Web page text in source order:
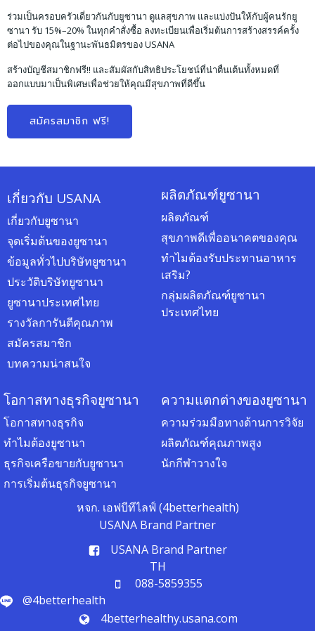
ร่วมเป็นครอบครัวเดี่ยวกันกับยูซานา ดูแลสุขภาพ และแบ่งปันให้กับผู้คนรักยู
ซานา รับ 15%–20% ในทุกคำสั่งซื้อ ลงทะเบียนเพื่อเริ่มต้นการสร้างสรรค์ครั้ง
ต่อไปของคุณในฐานะพันธมิตรของ USANA
สร้างบัญชีสมาชิกฟรี!! และสัมผัสกับสิทธิประโยชน์ที่น่าตื่นเต้นทั้งหมดที่
ออกแบบมาเป็นพิเศษเพื่อช่วยให้คุณมีสุขภาพที่ดีขึ้น
สมัครสมาชิก ฟรี!
เกี่ยวกับ USANA
เกี่ยวกับยูซานา
จุดเริ่มต้นของยูซานา
ข้อมูลทั่วไปบริษัทยูซานา
ประวัติบริษัทยูซานา
ยูซานาประเทศไทย
รางวัลการันตีคุณภาพ
สมัครสมาชิก
บทความน่าสนใจ
ผลิตภัณฑ์ยูซานา
ผลิตภัณฑ์
สุขภาพดีเพื่ออนาคตของคุณ
ทำไมต้องรับประทานอาหาร
เสริม?
กลุ่มผลิตภัณฑ์ยูซานา
ประเทศไทย
โอกาสทางธุรกิจยูซานา
โอกาสทางธุรกิจ
ทำไมต้องยูซานา
ธุรกิจเครือขายกับยูซานา
การเริ่มต้นธุรกิจยูซานา
ความแตกต่างของยูซานา
ความร่วมมือทางด้านการวิจัย
ผลิตภัณฑ์คุณภาพสูง
นักกีฬาวางใจ
หจก. เอฟบีทีไลฟ์ (4betterhealth)
USANA Brand Partner
USANA Brand Partner
TH
088-5859355
@4betterhealth
4betterhealthy.usana.com